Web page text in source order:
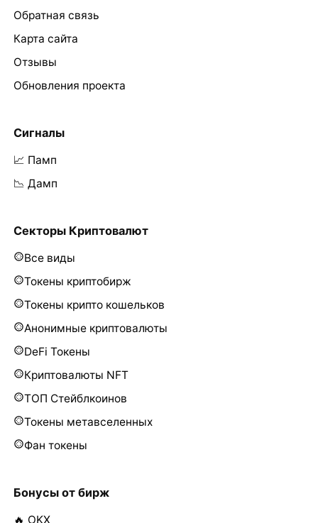
Обратная связь
Карта сайта
Отзывы
Обновления проекта
Сигналы
📈 Памп
📉 Дамп
Секторы Криптовалют
Все виды
Токены криптобирж
Токены крипто кошельков
Анонимные криптовалюты
DeFi Токены
Криптовалюты NFT
ТОП Стейблкоинов
Токены метавселенных
Фан токены
Бонусы от бирж
🔥 OKX